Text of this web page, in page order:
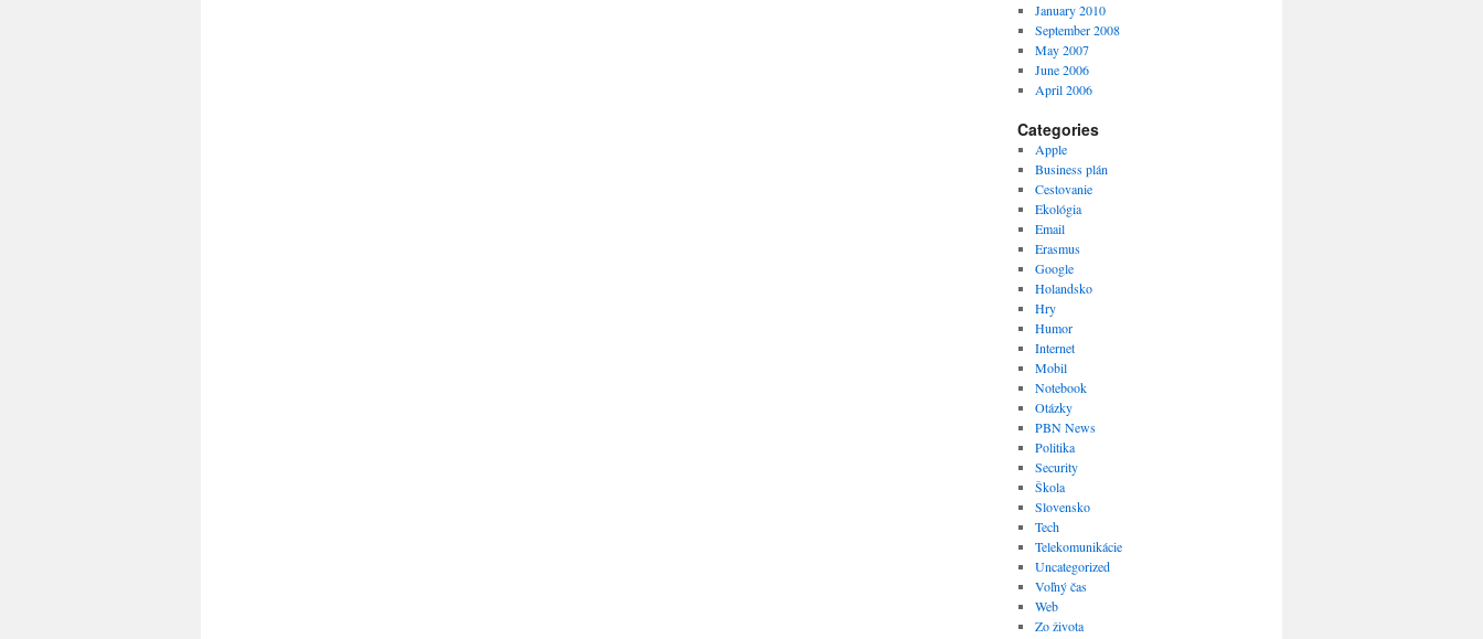
January 2010
September 2008
May 2007
June 2006
April 2006
Categories
Apple
Business plán
Cestovanie
Ekológia
Email
Erasmus
Google
Holandsko
Hry
Humor
Internet
Mobil
Notebook
Otázky
PBN News
Politika
Security
Škola
Slovensko
Tech
Telekomunikácie
Uncategorized
Voľný čas
Web
Zo života